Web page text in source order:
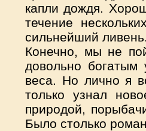
капли дождя.
течение
сильнейший
Конечно, мы не
довольно
веса. Но лично я
только узнал
природой,
Было столько